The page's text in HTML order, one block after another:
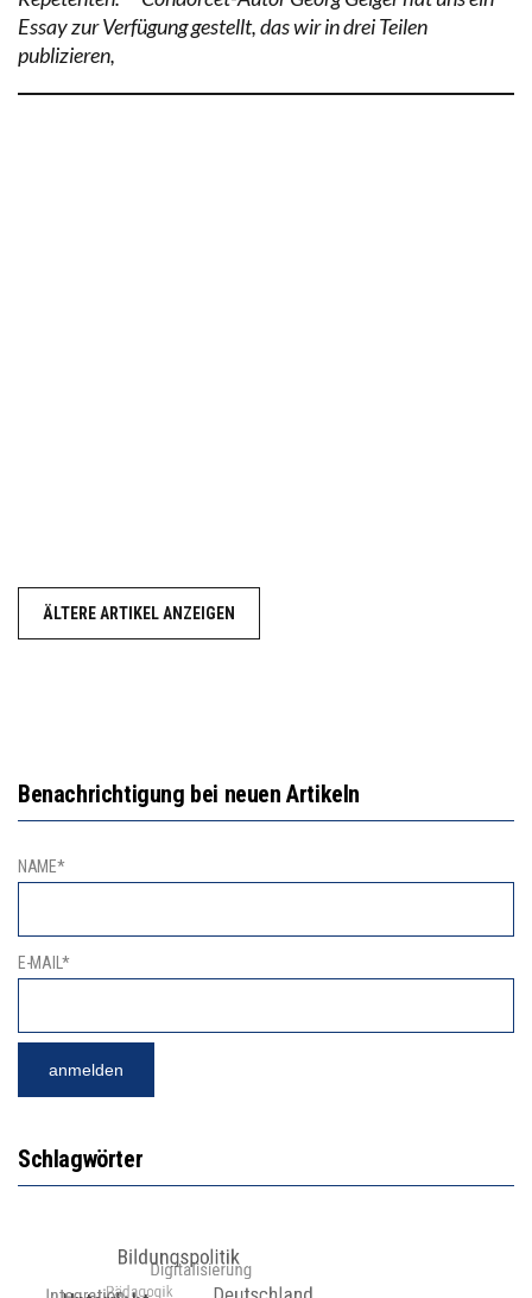
Essay zur Verfügung gestellt, das wir in drei Teilen
publizieren,
ÄLTERE ARTIKEL ANZEIGEN
Benachrichtigung bei neuen Artikeln
NAME*
E-MAIL*
Schlagwörter